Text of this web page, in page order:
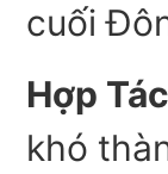
cuối
Hợp
khó